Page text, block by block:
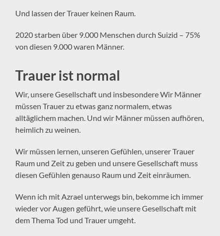
Und lassen der Trauer keinen Raum.
2020 starben über 9.000 Menschen durch Suizid – 75%
von diesen 9.000 waren Männer.
Trauer ist normal
Wir, unsere Gesellschaft und insbesondere Wir Männer
müssen Trauer zu etwas ganz normalem, etwas
alltäglichem machen. Und wir Männer müssen aufhören,
heimlich zu weinen.
Wir müssen lernen, unseren Gefühlen, unserer Trauer
Raum und Zeit zu geben und unsere Gesellschaft muss
diesen Gefühlen genauso Raum und Zeit einräumen.
Wenn ich mit Azrael unterwegs bin, bekomme ich immer
wieder vor Augen geführt, wie unsere Gesellschaft mit
dem Thema Tod und Trauer umgeht.